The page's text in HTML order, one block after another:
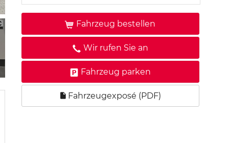
Fahrzeug bestellen
Wir rufen Sie an
Fahrzeug parken
Fahrzeugexposé (PDF)